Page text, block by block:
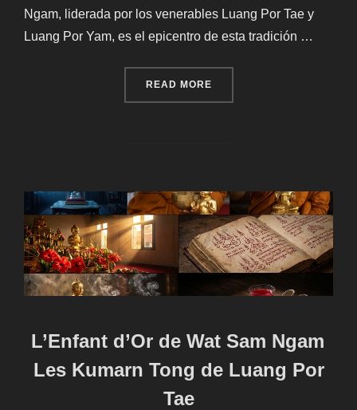
Ngam, liderada por los venerables Luang Por Tae y
Luang Por Yam, es el epicentro de esta tradición …
READ MORE“EL GUARDIÁN DORADO –
L’Enfant d’Or de Wat Sam Ngam
Les Kumarn Tong de Luang Por
Tae